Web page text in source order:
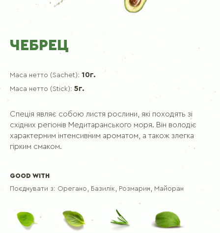
ЧЕБРЕЦ
Маса нетто (Sachet): 10г.
Маса нетто (Stick): 5г.
Спеція являє собою листя рослини, які походять зі
східних регіонів Медитаранського моря. Він володіє
характерним інтенсивним ароматом, а також злегка
гірким смаком.
GOOD WITH
Поєднувати з: Орегано, Базилік, Розмарин, Майоран